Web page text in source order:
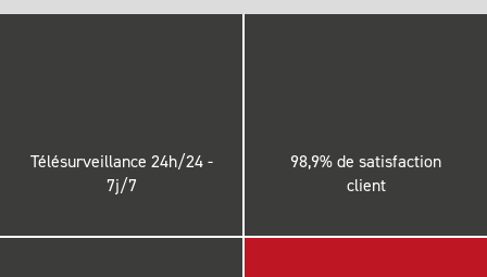
Télésurveillance 24h/24 -
7j/7
98,9% de satisfaction
client